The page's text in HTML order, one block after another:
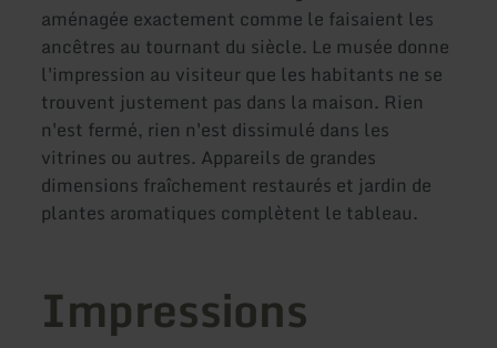
aménagée exactement comme le faisaient les
ancêtres au tournant du siècle. Le musée donne
l'impression au visiteur que les habitants ne se
trouvent justement pas dans la maison. Rien
n'est fermé, rien n'est dissimulé dans les
vitrines ou autres. Appareils de grandes
dimensions fraîchement restaurés et jardin de
plantes aromatiques complètent le tableau.
Impressions